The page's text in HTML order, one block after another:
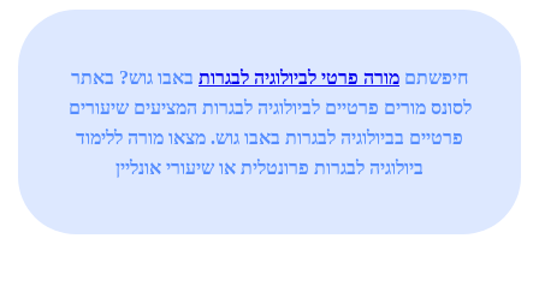
חיפשתם מורה פרטי לביולוגיה לבגרות באבו גוש? באתר
לסונס מורים פרטיים לביולוגיה לבגרות המציעים שיעורים
פרטיים בביולוגיה לבגרות באבו גוש. מצאו מורה ללימוד
ביולוגיה לבגרות פרונטלית או שיעורי אונליין